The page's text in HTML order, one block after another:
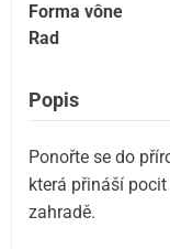
Forma vône
Rad
Popis
Ponořte se do
která přináší
zahradě.